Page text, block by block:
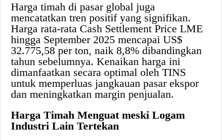
Harga timah di pasar global juga
mencatatkan tren positif yang signifikan.
Harga rata-rata Cash Settlement Price LME
hingga September 2025 mencapai US$
32.775,58 per ton, naik 8,8% dibandingkan
tahun sebelumnya. Kenaikan harga ini
dimanfaatkan secara optimal oleh TINS
untuk memperluas jangkauan pasar ekspor
dan meningkatkan margin penjualan.
Harga Timah Menguat meski Logam
Industri Lain Tertekan